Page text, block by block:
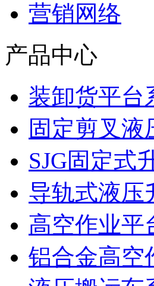
营销网络
产品中心
装卸货平台
固定剪叉液
SJG固定式
导轨式液压
高空作业平
铝合金高空